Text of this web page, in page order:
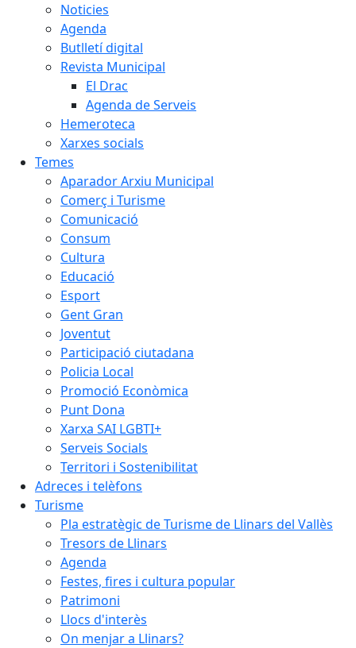
Noticies
Agenda
Butlletí digital
Revista Municipal
El Drac
Agenda de Serveis
Hemeroteca
Xarxes socials
Temes
Aparador Arxiu Municipal
Comerç i Turisme
Comunicació
Consum
Cultura
Educació
Esport
Gent Gran
Joventut
Participació ciutadana
Policia Local
Promoció Econòmica
Punt Dona
Xarxa SAI LGBTI+
Serveis Socials
Territori i Sostenibilitat
Adreces i telèfons
Turisme
Pla estratègic de Turisme de Llinars del Vallès
Tresors de Llinars
Agenda
Festes, fires i cultura popular
Patrimoni
Llocs d'interès
On menjar a Llinars?